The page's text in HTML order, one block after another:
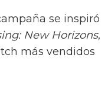
se inspiró
New Horizons,
más vendidos